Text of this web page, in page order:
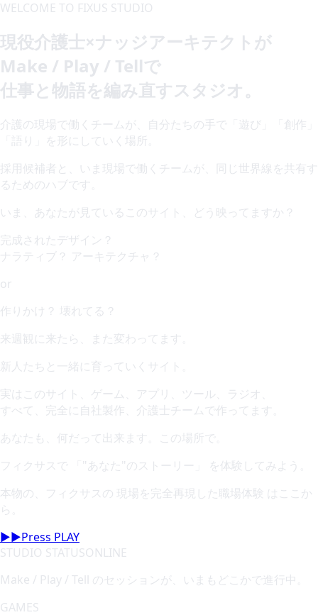
WELCOME TO FIXUS STUDIO
現役介護士×ナッジアーキテクトが
Make / Play / Tellで
仕事と物語を編み直すスタジオ。
介護の現場で働くチームが、自分たちの手で「遊び」「創作」
「語り」を形にしていく場所。
採用候補者と、いま現場で働くチームが、同じ世界線を共有す
るためのハブです。
いま、あなたが見ているこのサイト、どう映ってますか？
完成された
デザイン？
ナラティブ？ アーキテクチャ？
or
作りかけ？ 壊れてる？
来週観に来たら、また変わってます。
新人たちと一緒に育っていくサイト。
実はこのサイト、ゲーム、アプリ、ツール、ラジオ、
すべて、完全に自社製作、介護士チームで作ってます。
あなたも、何だって出来ます。この場所で。
フィクサスで
"あなた"のストーリー
を体験してみよう。
本物の、フィクサスの 現場を完全再現した職場体験 はここか
ら。
▶▶Press PLAY
STUDIO STATUSONLINE
Make / Play / Tell のセッションが、いまもどこかで進行中。
GAMES